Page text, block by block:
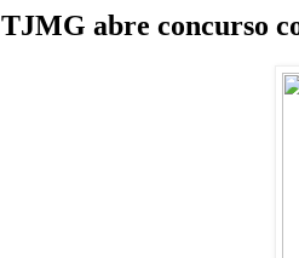
TJMG abre concurso